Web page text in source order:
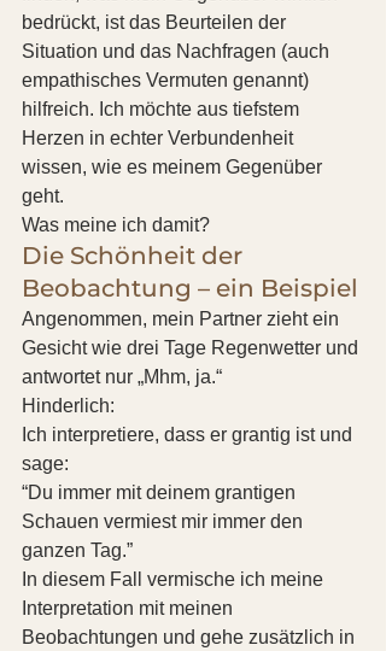
bedrückt, ist das Beurteilen der
Situation und das Nachfragen (auch
empathisches Vermuten genannt)
hilfreich. Ich möchte aus tiefstem
Herzen in echter Verbundenheit
wissen, wie es meinem Gegenüber
geht.
Was meine ich damit?
Die Schönheit der
Beobachtung – ein Beispiel
Angenommen, mein Partner zieht ein
Gesicht wie drei Tage Regenwetter und
antwortet nur „Mhm, ja.“
Hinderlich:
Ich interpretiere, dass er grantig ist und
sage:
“Du immer mit deinem grantigen
Schauen vermiest mir immer den
ganzen Tag.”
In diesem Fall vermische ich meine
Interpretation mit meinen
Beobachtungen und gehe zusätzlich in